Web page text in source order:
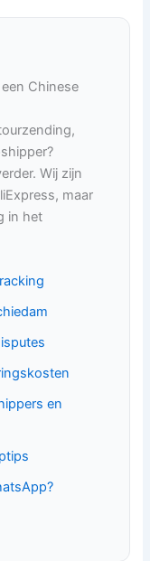
Chinese
Wij zijn
maar
in het
en